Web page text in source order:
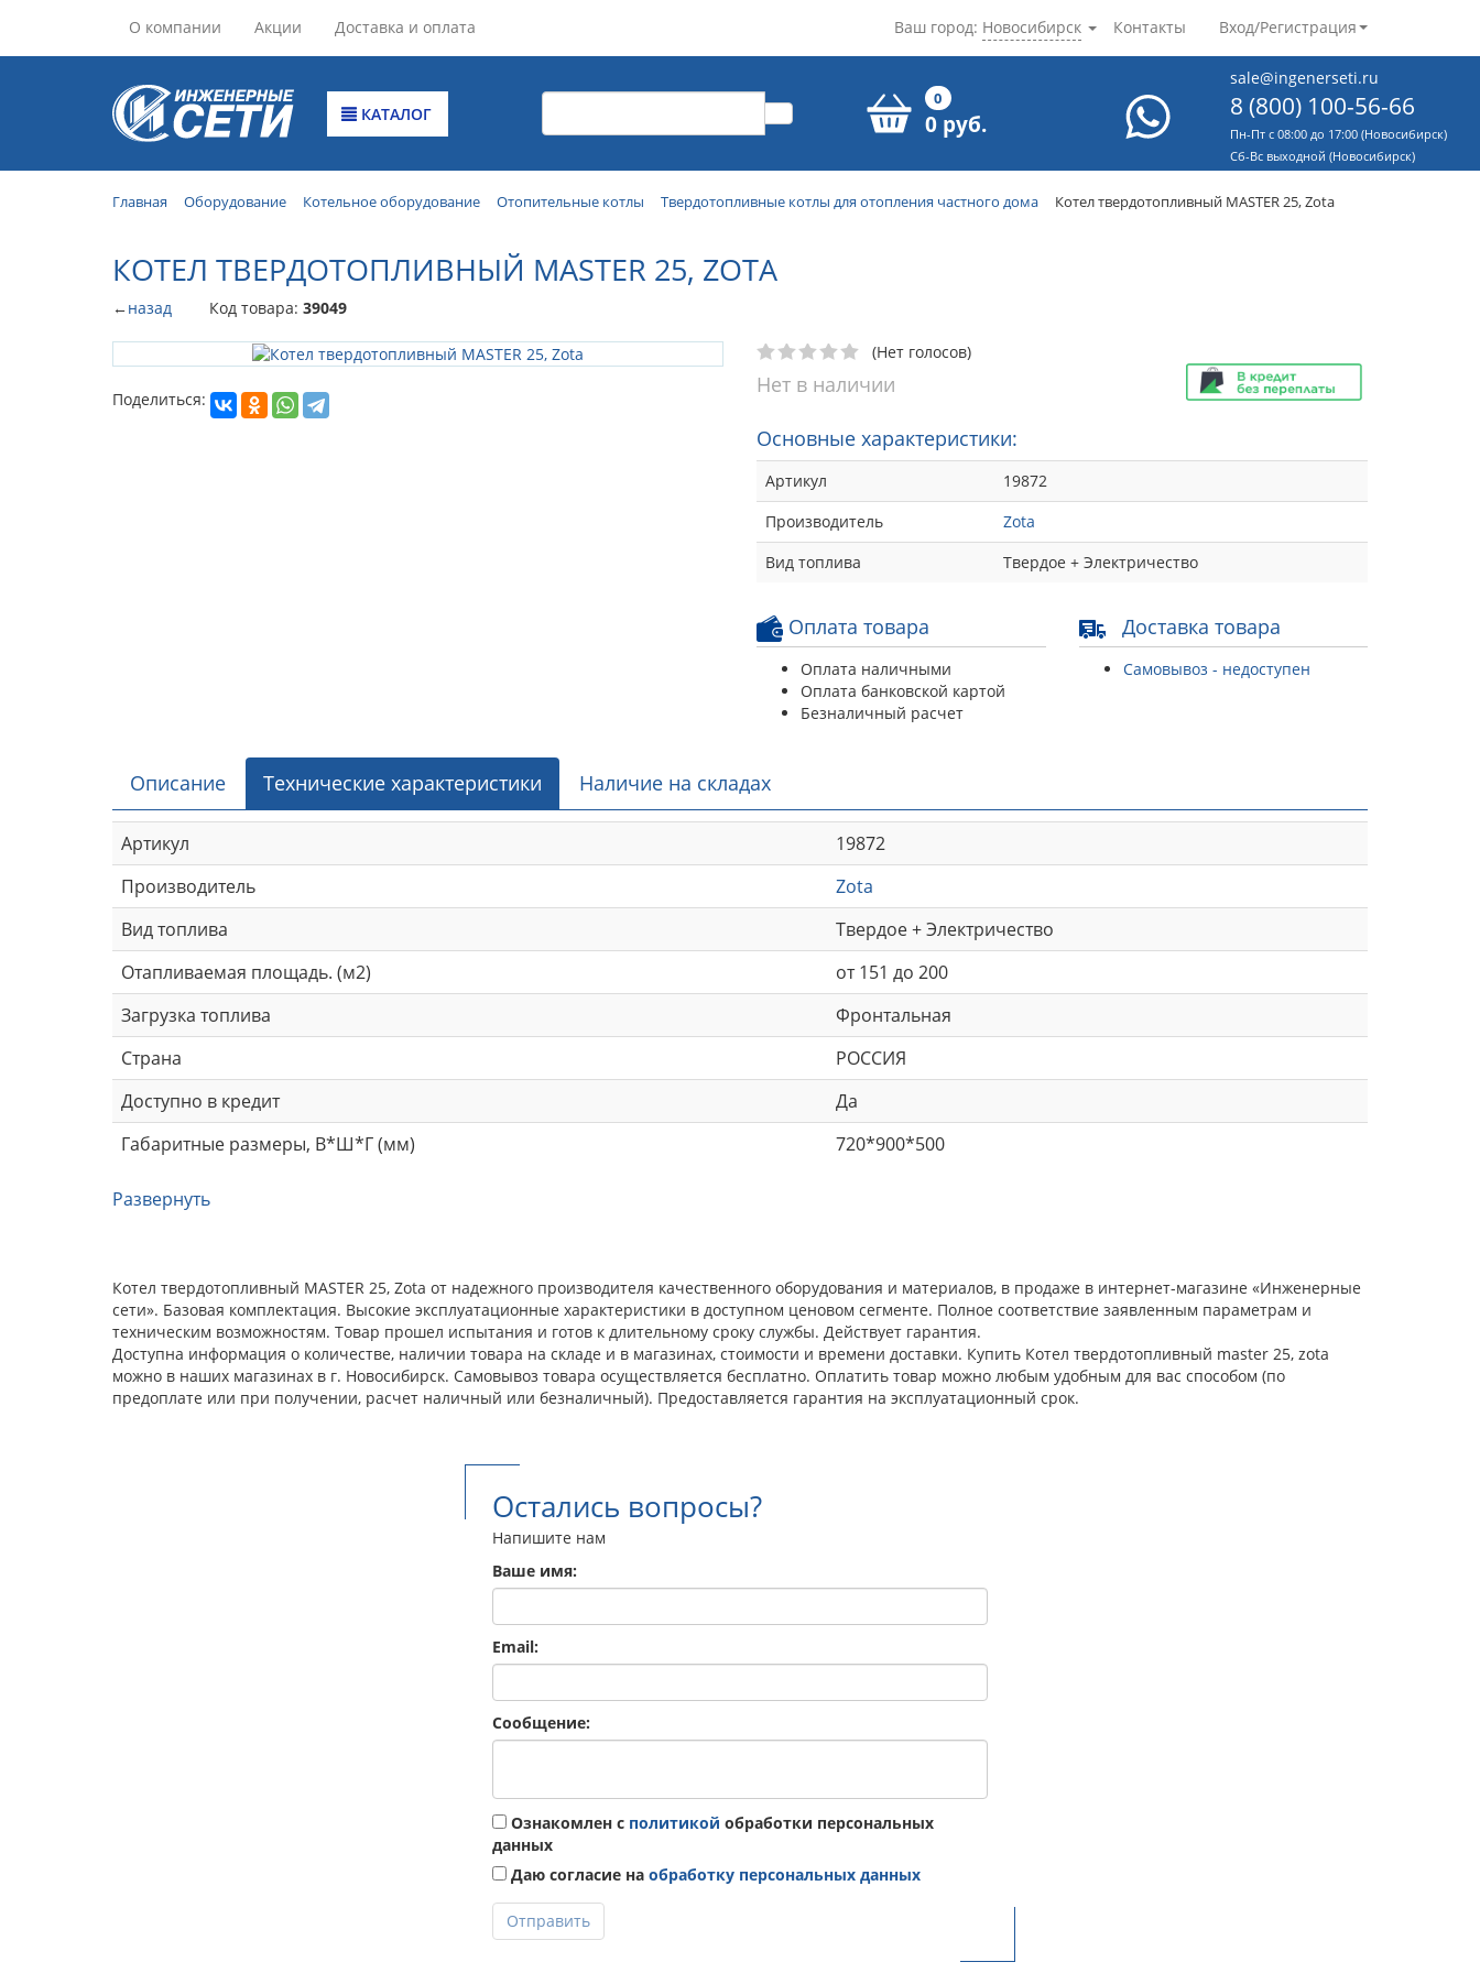
О компании Акции Доставка и оплата Контакты Вход/Регистрация
Ваш город: Новосибирск
КАТАЛОГ
0
0 руб.
sale@ingenerseti.ru
8 (800) 100-56-66
Пн-Пт с 08:00 до 17:00 (Новосибирск)
Cб-Вс выходной (Новосибирск)
Главная Оборудование Котельное оборудование Отопительные котлы Твердотопливные котлы для отопления частного дома Котел твердотопливный MASTER 25, Zota
КОТЕЛ ТВЕРДОТОПЛИВНЫЙ MASTER 25, ZOTA
←назад Код товара: 39049
Поделиться:
(Нет голосов)
Нет в наличии
Основные характеристики:
Артикул
19872
Производитель
Zota
Вид топлива
Твердое + Электричество
Оплата товара
Оплата наличными
Оплата банковской картой
Безналичный расчет
Доставка товара
Самовывоз - недоступен
Описание Технические характеристики Наличие на складах
Артикул
19872
Производитель
Zota
Вид топлива
Твердое + Электричество
Отапливаемая площадь. (м2)
от 151 до 200
Загрузка топлива
Фронтальная
Страна
РОССИЯ
Доступно в кредит
Да
Габаритные размеры, В*Ш*Г (мм)
720*900*500
Развернуть
Котел твердотопливный MASTER 25, Zota от надежного производителя качественного оборудования и материалов, в продаже в интернет-магазине «Инженерные
сети». Базовая комплектация. Высокие эксплуатационные характеристики в доступном ценовом сегменте. Полное соответствие заявленным параметрам и
техническим возможностям. Товар прошел испытания и готов к длительному сроку службы. Действует гарантия.
Доступна информация о количестве, наличии товара на складе и в магазинах, стоимости и времени доставки. Купить Котел твердотопливный master 25, zota
можно в наших магазинах в г. Новосибирск. Самовывоз товара осуществляется бесплатно. Оплатить товар можно любым удобным для вас способом (по
предоплате или при получении, расчет наличный или безналичный). Предоставляется гарантия на эксплуатационный срок.
Остались вопросы?
Напишите нам
Ваше имя:
Email:
Сообщение:
Ознакомлен с политикой обработки персональных
данных
Даю согласие на обработку персональных данных
Отправить